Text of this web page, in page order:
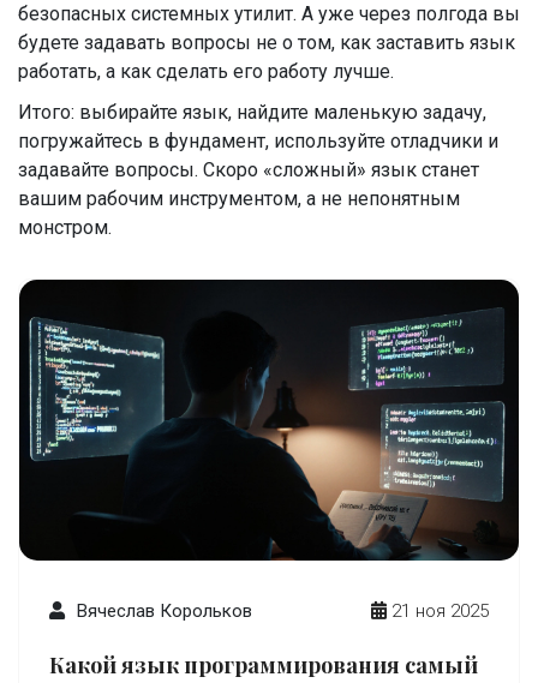
безопасных системных утилит. А уже через полгода вы
будете задавать вопросы не о том, как заставить язык
работать, а как сделать его работу лучше.
Итого: выбирайте язык, найдите маленькую задачу,
погружайтесь в фундамент, используйте отладчики и
задавайте вопросы. Скоро «сложный» язык станет
вашим рабочим инструментом, а не непонятным
монстром.
Вячеслав Корольков 21 ноя 2025
Какой язык программирования самый